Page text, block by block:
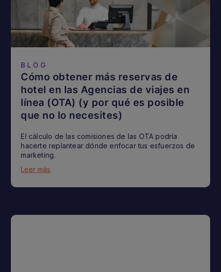
BLOG
Cómo obtener más reservas de
hotel en las Agencias de viajes en
línea (OTA) (y por qué es posible
que no lo necesites)
El cálculo de las comisiones de las OTA podría
hacerte replantear dónde enfocar tus esfuerzos de
marketing.
Leer más